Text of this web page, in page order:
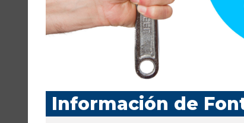
Información de